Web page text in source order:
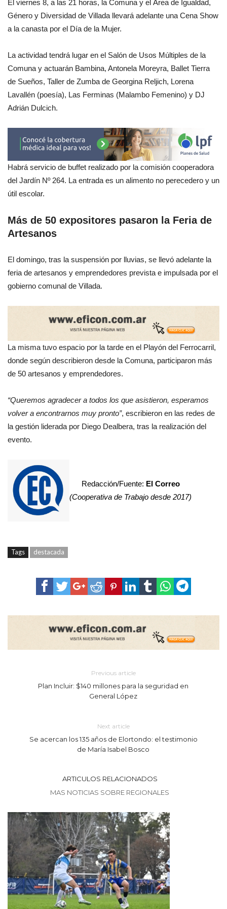
El viernes 8, a las 21 horas, la Comuna y el Área de Igualdad,
Género y Diversidad de Villada llevará adelante una Cena Show
a la canasta por el Día de la Mujer.
La actividad tendrá lugar en el Salón de Usos Múltiples de la
Comuna y actuarán Bambina, Antonela Moreyra, Ballet Tierra
de Sueños, Taller de Zumba de Georgina Reljich, Lorena
Lavallén (poesía), Las Ferminas (Malambo Femenino) y DJ
Adrián Dulcich.
Habrá servicio de buffet realizado por la comisión cooperadora
del Jardín Nº 264. La entrada es un alimento no perecedero y un
útil escolar.
Más de 50 expositores pasaron la Feria de
Artesanos
El domingo, tras la suspensión por lluvias, se llevó adelante la
feria de artesanos y emprendedores prevista e impulsada por el
gobierno comunal de Villada.
La misma tuvo espacio por la tarde en el Playón del Ferrocarril,
donde según describieron desde la Comuna, participaron más
de 50 artesanos y emprendedores.
“Queremos agradecer a todos los que asistieron, esperamos
volver a encontrarnos muy pronto”, escribieron en las redes de
la gestión liderada por Diego Dealbera, tras la realización del
evento.
Redacción/Fuente: El Correo
(Cooperativa de Trabajo desde 2017)
Tags destacada
Previous article
Plan Incluir: $140 millones para la seguridad en
General López
Next article
Se acercan los 135 años de Elortondo: el testimonio
de María Isabel Bosco
ARTICULOS RELACIONADOS
MAS NOTICIAS SOBRE REGIONALES